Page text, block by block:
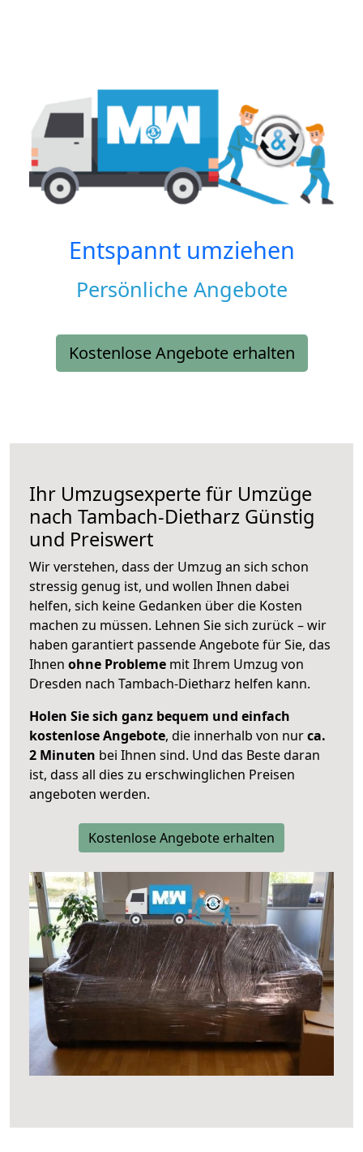
Entspannt umziehen
Persönliche Angebote
Kostenlose Angebote erhalten
Ihr Umzugsexperte für Umzüge
nach Tambach-Dietharz Günstig
und Preiswert
Wir verstehen, dass der Umzug an sich schon
stressig genug ist, und wollen Ihnen dabei
helfen, sich keine Gedanken über die Kosten
machen zu müssen. Lehnen Sie sich zurück – wir
haben garantiert passende Angebote für Sie, das
Ihnen ohne Probleme mit Ihrem Umzug von
Dresden nach Tambach-Dietharz helfen kann.
Holen Sie sich ganz bequem und einfach
kostenlose Angebote, die innerhalb von nurca.
2 Minuten bei Ihnen sind. Und das Beste daran
ist, dass all dies zu erschwinglichen Preisen
angeboten werden.
Kostenlose Angebote erhalten